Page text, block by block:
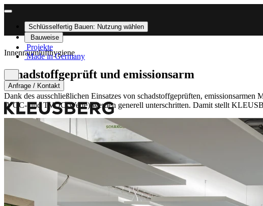
Schlüsselfertig Bauen: Nutzung wählen
Bauweise
Projekte
Made in Germany
Anfrage / Kontakt
Innenraumlufthygiene
Schadstoffgeprüft und emissionsarm
Dank des ausschließlichen Einsatzes von schadstoffgeprüften,
(VOC- und TVOC-Werte) werden generell unterschritten. Damit stellt